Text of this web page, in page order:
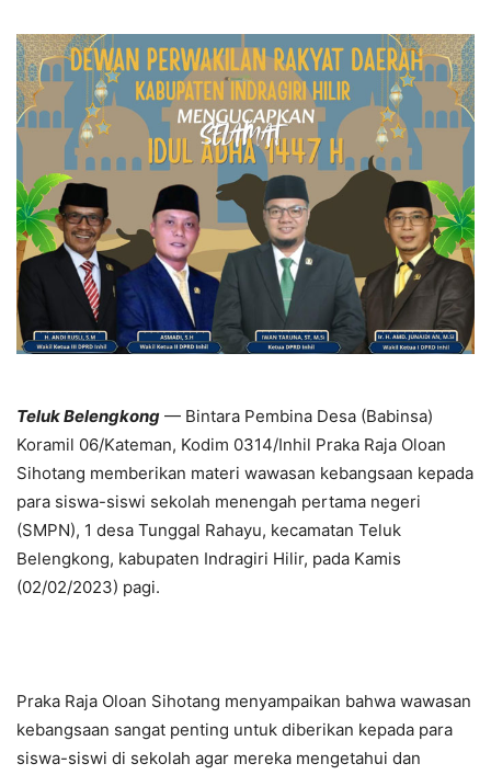
Teluk Belengkong — Bintara Pembina Desa (Babinsa)
Koramil 06/Kateman, Kodim 0314/Inhil Praka Raja Oloan
Sihotang memberikan materi wawasan kebangsaan kepada
para siswa-siswi sekolah menengah pertama negeri
(SMPN), 1 desa Tunggal Rahayu, kecamatan Teluk
Belengkong, kabupaten Indragiri Hilir, pada Kamis
(02/02/2023) pagi.
Praka Raja Oloan Sihotang menyampaikan bahwa wawasan
kebangsaan sangat penting untuk diberikan kepada para
siswa-siswi di sekolah agar mereka mengetahui dan